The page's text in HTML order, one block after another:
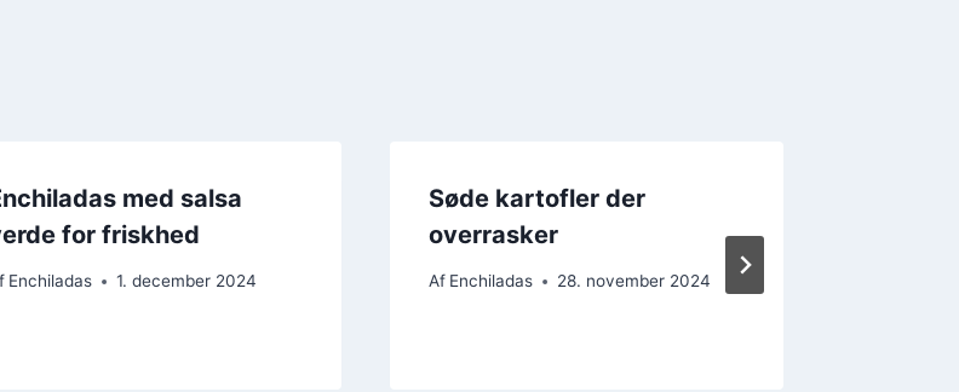
med salsa
for friskhed
Enchiladas 1. december 2024
Søde kartofler der
overrasker
Af Enchiladas 28. november 2024